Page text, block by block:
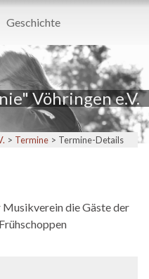
Geschichte
Vöhringen e.V.
Termine Termine-Details
Musikverein die Gäste der